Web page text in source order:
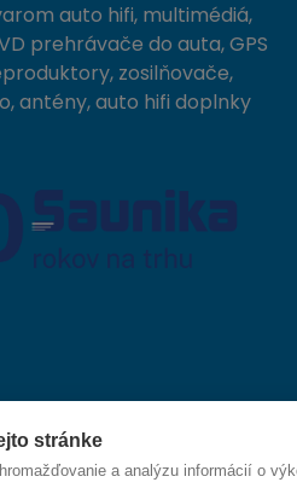
stránke
a analýzu informácií o
auto hifi, multimédiá,
prehrávače do auta, GPS
zosilňovače,
antény, auto hifi doplnky
spol. s r.o. Zlatovská 1783, 911 05